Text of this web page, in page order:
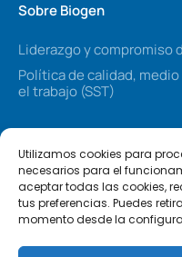
Utilizamos cookies para
necesarios para el
aceptar todas las cookies,
tus preferencias. Puedes
momento desde la
Sobre Biogen
Liderazgo y compromiso
Política de calidad,
el trabajo (SST)